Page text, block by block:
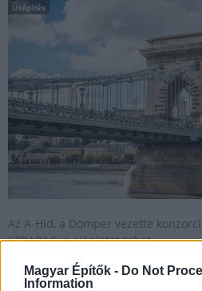
Magyar Építők - Do Not
Information
Útépítés
Az A-Híd, a Dömper vezette
STRABAG is ajánlatot tehet.